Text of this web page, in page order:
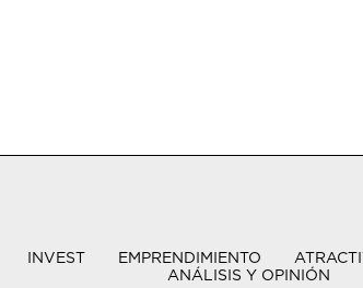
INVEST EMPRENDIMIENTO
ANÁLISIS Y OPINIÓN